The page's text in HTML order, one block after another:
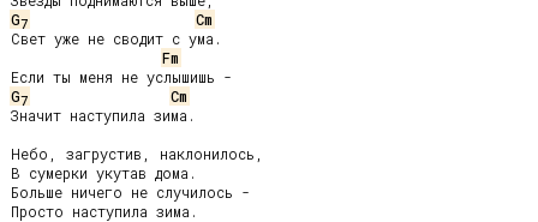
G7
Cm
Свет уже не сводит с ума.
Fm
G7
Cm
Значит наступила зима.
Hебо, загрустив, наклонилось,
В сумерки укутав дома.
Больше ничего не случилось -
Просто наступила зима.